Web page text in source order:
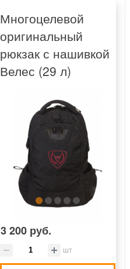
Многоцелевой
оригинальный
рюкзак с нашивкой
Велес (29 л)
3 200 руб.
шт